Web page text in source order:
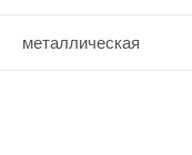
металлическая